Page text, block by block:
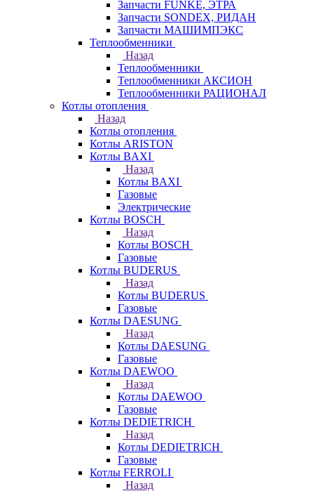
Запчасти FUNKE, ЭТРА
Запчасти SONDEX, РИДАН
Запчасти МАШИМПЭКС
Теплообменники
Назад
Теплообменники
Теплообменники АКСИОН
Теплообменники РАЦИОНАЛ
Котлы отопления
Назад
Котлы отопления
Котлы ARISTON
Котлы BAXI
Назад
Котлы BAXI
Газовые
Электрические
Котлы BOSCH
Назад
Котлы BOSCH
Газовые
Котлы BUDERUS
Назад
Котлы BUDERUS
Газовые
Котлы DAESUNG
Назад
Котлы DAESUNG
Газовые
Котлы DAEWOO
Назад
Котлы DAEWOO
Газовые
Котлы DEDIETRICH
Назад
Котлы DEDIETRICH
Газовые
Котлы FERROLI
Назад